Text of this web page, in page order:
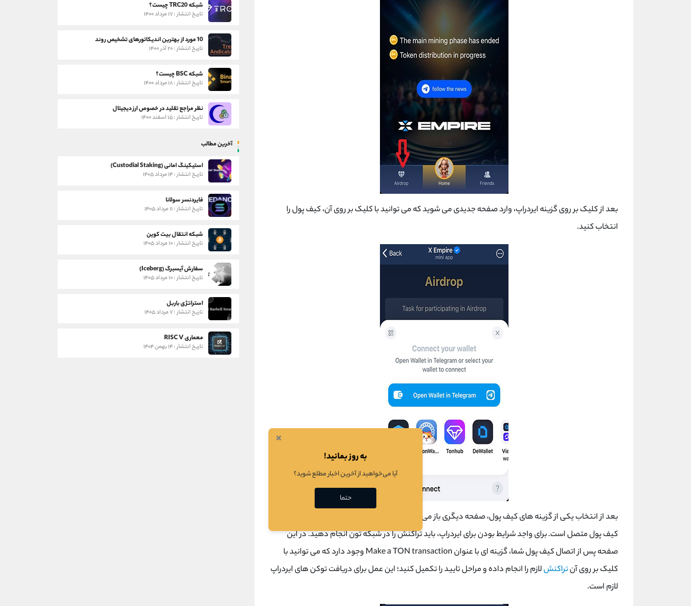
بعد از کلیک بر روی گزینه ایردراپ، وارد صفحه جدیدی می شوید که می توانید با کلیک بر روی آن، کیف پول را
انتخاب کنید.
بعد از انتخاب یکی از گزینه های کیف پول، صفحه دیگری باز می شود که در این تصویر می بینید
کیف پول متصل است. برای واجد شرایط بودن برای ایردراپ، باید تراکنش را در شبکه تون انجام دهید. در این
صفحه پس از اتصال کیف پول شما، گزینه ای با عنوانMake a TON transaction وجود دارد که می توانید با
کلیک بر روی آنتراکنشلازم را انجام داده و مراحل تایید را تکمیل کنید؛ این عمل برای دریافت توکن های ایردراپ
لازم است.
شبکه TRC20 چیست؟
تاریخ انتشار : ۱۷ مرداد ۱۴۰۰
10 مورد از بهترین اندیکاتورهای تشخیص روند
تاریخ انتشار : ۲۰ آذر ۱۴۰۰
شبکه BSC چیست؟
تاریخ انتشار : ۱۸ مرداد ۱۴۰۰
نظر مراجع تقلید در خصوص ارز دیجیتال
تاریخ انتشار : ۱۵ اسفند ۱۴۰۰
آخرین مطالب
استیکینگ امانی (Custodial Staking)
تاریخ انتشار : ۱۴ مرداد ۱۴۰۵
فایردنسر سولانا
تاریخ انتشار : ۱۱ مرداد ۱۴۰۵
شبکه انتقال بیت کوین
تاریخ انتشار : ۱۰ مرداد ۱۴۰۵
سفارش آیسبرگ (Iceberg)
تاریخ انتشار : ۱۰ مرداد ۱۴۰۵
استراتژی باربل
تاریخ انتشار : ۷ مرداد ۱۴۰۵
معماری RISC V
تاریخ انتشار : ۱۴ بهمن ۱۴۰۴
×
به روز بمانید!
آیا می‌خواهید از آخرین اخبار مطلع شوید؟
حتما